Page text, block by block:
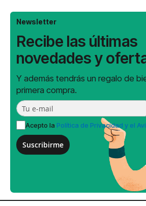
Newsletter
Recibe las últimas
novedades y
Y además tendrás un regalo de
primera compra.
Acepto la Política de Privacidad y el
Suscribirme